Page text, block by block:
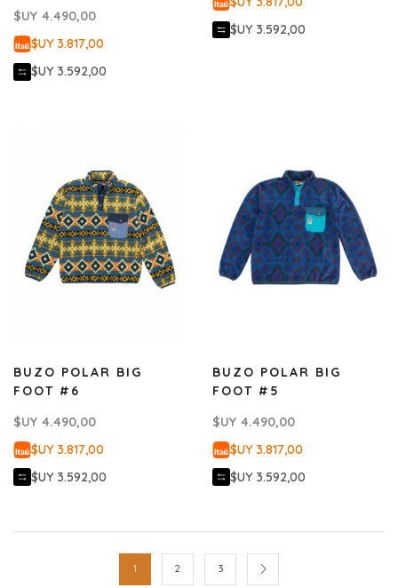
$UY 4.490,00
$UY 3.817,00
$UY 3.592,00
$UY 3.592,00
BUZO POLAR BIG
FOOT #6
$UY 4.490,00
$UY 3.817,00
$UY 3.592,00
BUZO POLAR BIG
FOOT #5
$UY 4.490,00
$UY 3.817,00
$UY 3.592,00
1 2 3